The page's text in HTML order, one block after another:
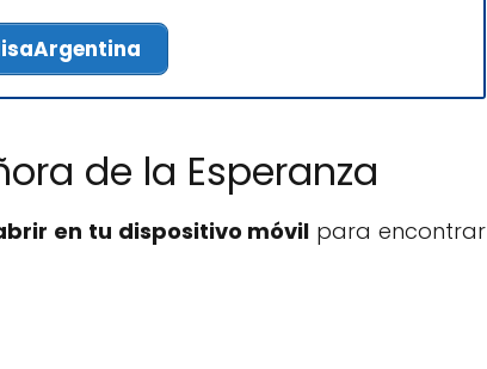
de la Esperanza
en tu dispositivo móvil para encontrar